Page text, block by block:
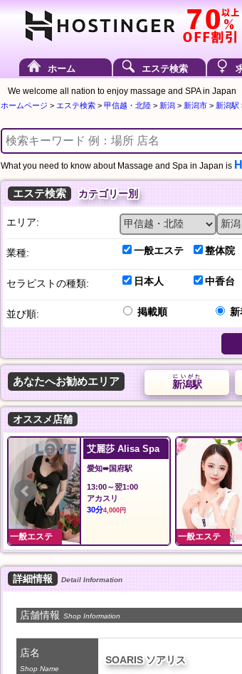
ホーム エステ検索
We welcome all nation to enjoy massage and SPA in Japan
ホームページ > エステ検索 > 甲信越・北陸 > 新潟 > 新潟市 > 新潟駅
What you need to know about Massage and Spa in Japan is
エステ検索 カテゴリー別
エリア:
業種: 一般エステ 整体院
セラピストの種類: 日本人 中香台
並び順: 掲載順
あなたへお勧めエリア 新潟駅
にいがた
オススメ店舗
一般エステ
艾麗莎 Alisa Spa
愛知➠国府駅
13:00～翌1:00
アカスリ
30分4,000円
一般エステ
詳細情報 Detail Information
店舗情報 Shop Information
店名
Shop Name
SOARIS ソアリス